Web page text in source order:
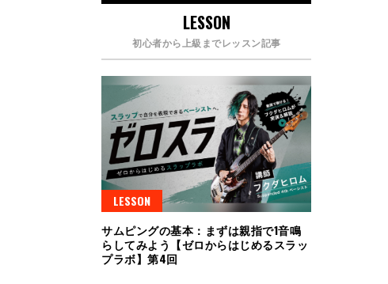
LESSON
初心者から上級までレッスン記事
LESSON
サムピングの基本：まずは親指で1音鳴
らしてみよう【ゼロからはじめるスラッ
プラボ】第4回